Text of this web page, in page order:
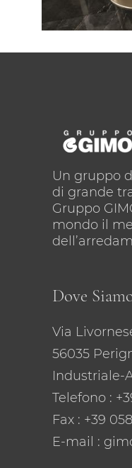
Un gruppo
di grande
Gruppo
mondo il
Dove
Via
56035
Industriale-
Telefono :
Fax : +39
E-mail :